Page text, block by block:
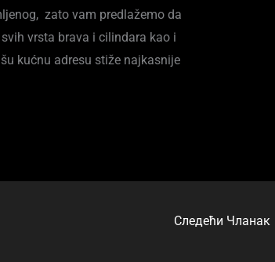
zato vam predlažemo da
vrsta brava i cilindara kao i
kućnu adresu stiže najkasnije
Следећи Чланак